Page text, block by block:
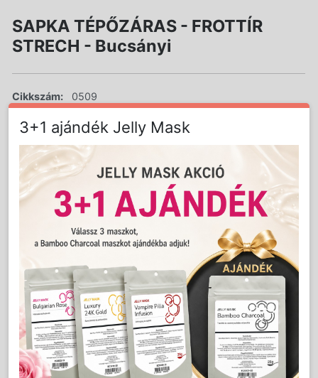
SAPKA TÉPŐZÁRAS - FROTTÍR
STRECH - Bucsányi
Cikkszám:
0509
Súly:
0.06 kg
LAKOSSÁGI ÁR (BRUTTÓ)
3 080 Ft
62 pont
Kedvencnek jelöl
Mennyiség: db Kosárba
3+1 ajándék Jelly Mask